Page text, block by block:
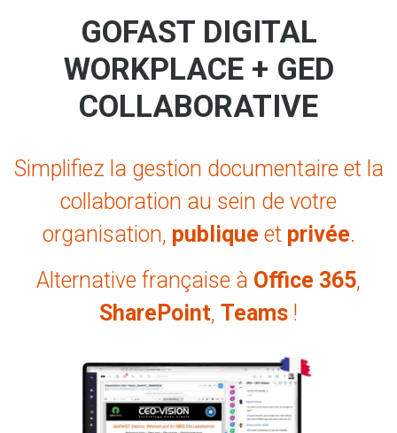
GOFAST DIGITAL
WORKPLACE + GED
COLLABORATIVE
Simplifiez la gestion documentaire et la
collaboration au sein de votre
organisation, publique et privée.
Alternative française à Office 365,
SharePoint, Teams !